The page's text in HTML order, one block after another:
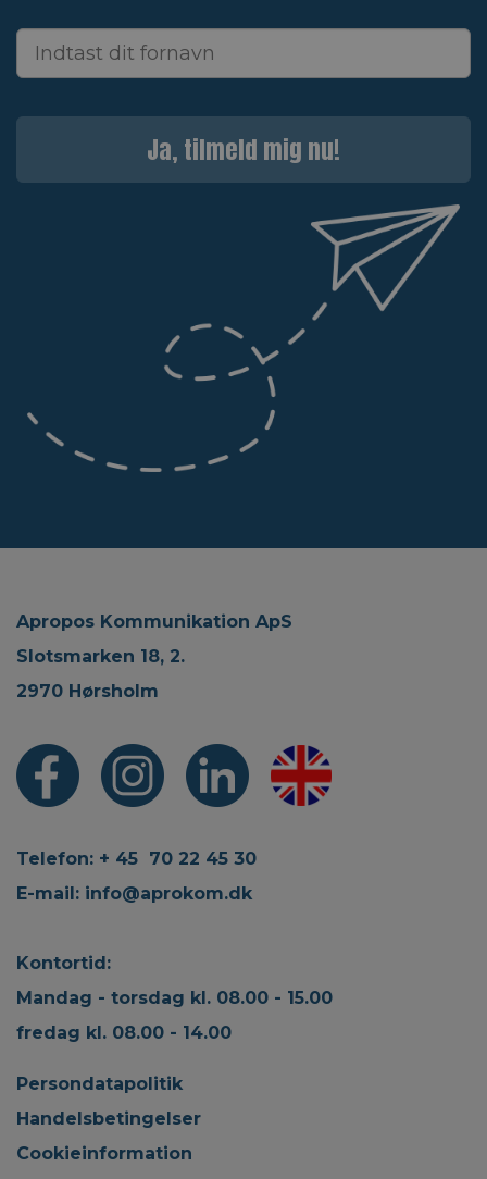
Ja, tilmeld mig nu!
Apropos Kommunikation ApS
Slotsmarken 18, 2.
2970 Hørsholm
Telefon: + 45 70 22 45 30
E-mail: info@aprokom.dk
Kontortid:
Mandag - torsdag kl. 08.00 - 15.00
fredag kl. 08.00 - 14.00
Persondatapolitik
Handelsbetingelser
Cookieinformation